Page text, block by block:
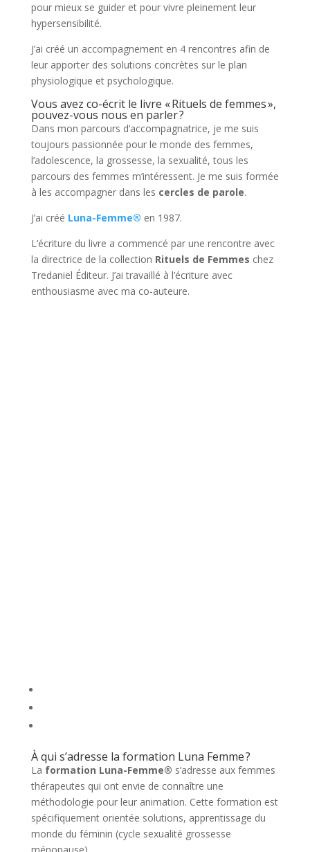
pour mieux se guider et pour vivre pleinement leur
hypersensibilité.
J’ai créé un accompagnement en 4 rencontres afin de
leur apporter des solutions concrètes sur le plan
physiologique et psychologique.
Vous avez co-écrit le livre « Rituels de femmes »,
pouvez-vous nous en parler ?
Dans mon parcours d’accompagnatrice, je me suis
toujours passionnée pour le monde des femmes,
l’adolescence, la grossesse, la sexualité, tous les
parcours des femmes m’intéressent. Je me suis formée
à les accompagner dans les cercles de parole.
J’ai créé Luna-Femme® en 1987.
L’écriture du livre a commencé par une rencontre avec
la directrice de la collection Rituels de Femmes chez
Tredaniel Éditeur. J’ai travaillé à l’écriture avec
enthousiasme avec ma co-auteure.
À qui s’adresse la formation Luna Femme ?
La formation Luna-Femme® s’adresse aux femmes
thérapeutes qui ont envie de connaître une
méthodologie pour leur animation. Cette formation est
spécifiquement orientée solutions, apprentissage du
monde du féminin (cycle sexualité grossesse